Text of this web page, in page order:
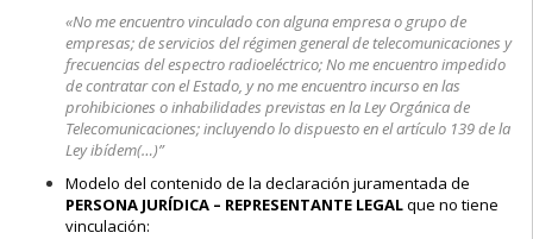
«No me encuentro vinculado con alguna empresa o grupo de
empresas; de servicios del régimen general de telecomunicaciones y
frecuencias del espectro radioeléctrico; No me encuentro impedido
de contratar con el Estado, y no me encuentro incurso en las
prohibiciones o inhabilidades previstas en la Ley Orgánica de
Telecomunicaciones; incluyendo lo dispuesto en el artículo 139 de la
Ley ibídem(…)”
Modelo del contenido de la declaración juramentada de
PERSONA JURÍDICA – REPRESENTANTE LEGALque no tiene
vinculación: